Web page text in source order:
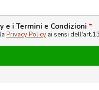
e i Termini e Condizioni *
Privacy Policy ai sensi